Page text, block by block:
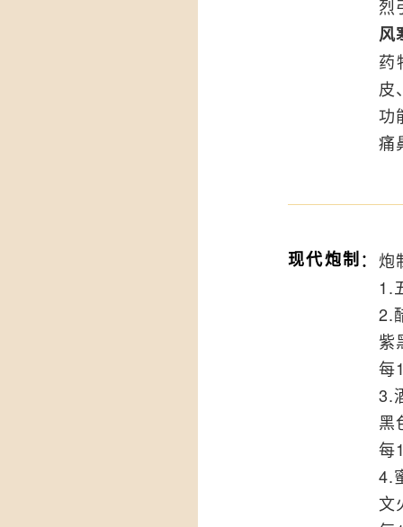
烈
风
药
皮
功
痛
现代炮制： 炮
1.
2.
紫
每
3.
黑
每
4.
文